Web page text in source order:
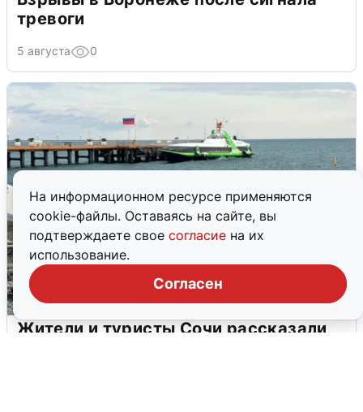
На информационном ресурсе применяются
cookie-файлы. Оставаясь на сайте, вы
подтверждаете свое согласие на их
использование.
Согласен
тревоги
5 августа 0
Жители и туристы Сочи рассказали